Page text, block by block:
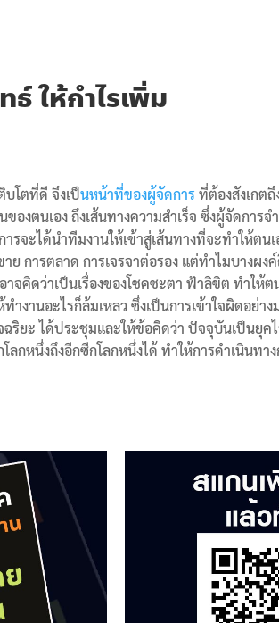
ให้กำไรเพิ่ม
บโตที่ดี จึงเป็นหน้าที่ของผู้จัดการ ที่ต้องสังเกต
งตนเอง ถึงเส้นทางความสำเร็จ ซึ่งผู้จัดการจ
จะได้นำทีมงานให้เข้าสู่เส้นทางที่จะทำให้ตน
การตลาด การเจรจาต่อรอง แต่ทำไมบางผง
คิดว่าเป็นเรื่องของโชคชะตา ฟ้าลิขิต ทำให้ต
งานอะไรก็ล้มเหลว ซึ่งเป็นการเข้าใจผิดอย่าง
ริยะ ได้ประชุมและให้ข้อคิดว่า ปัจจุบันเป็นยุ
กหนึ่งถึงอีกซีกโลกหนึ่งได้ ทำให้การดำเนินทา